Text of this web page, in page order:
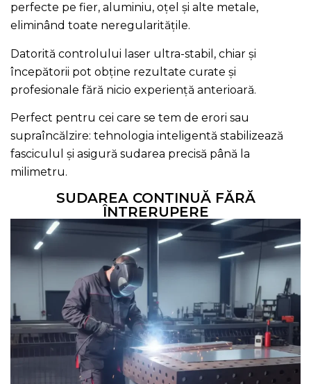
perfecte pe fier, aluminiu, oțel și alte metale,
eliminând toate neregularitățile.
Datorită controlului laser ultra-stabil, chiar și
începătorii pot obține rezultate curate și
profesionale fără nicio experiență anterioară.
Perfect pentru cei care se tem de erori sau
supraîncălzire: tehnologia inteligentă stabilizează
fasciculul și asigură sudarea precisă până la
milimetru.
SUDAREA CONTINUĂ FĂRĂ
ÎNTRERUPERE